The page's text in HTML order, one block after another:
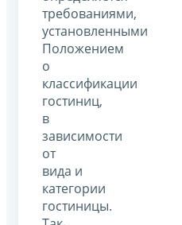
требованиями,
установленными
Положением
о
классификации
гостиниц,
в
зависимости
от
вида и
категории
гостиницы.